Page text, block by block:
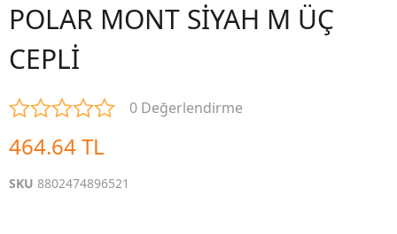
POLAR MONT SİYAH M ÜÇ
CEPLİ
0 Değerlendirme
464.64 TL
SKU 8802474896521